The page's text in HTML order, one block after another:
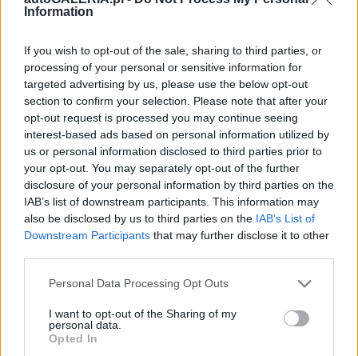
Information
If you wish to opt-out of the sale, sharing to third parties, or
processing of your personal or sensitive information for
targeted advertising by us, please use the below opt-out
section to confirm your selection. Please note that after your
opt-out request is processed you may continue seeing
interest-based ads based on personal information utilized by
us or personal information disclosed to third parties prior to
your opt-out. You may separately opt-out of the further
disclosure of your personal information by third parties on the
IAB’s list of downstream participants. This information may
also be disclosed by us to third parties on the IAB’s List of
Downstream Participants that may further disclose it to other
Please note that this website/app uses one or more Google
not limited to your visit or usage behaviour. You may click to
grant or deny consent to Google and its third-party tags to
use your data for below specified purposes in below Google
Personal Data Processing Opt Outs
I want to opt-out of the Sharing of my
personal data.
Opted In